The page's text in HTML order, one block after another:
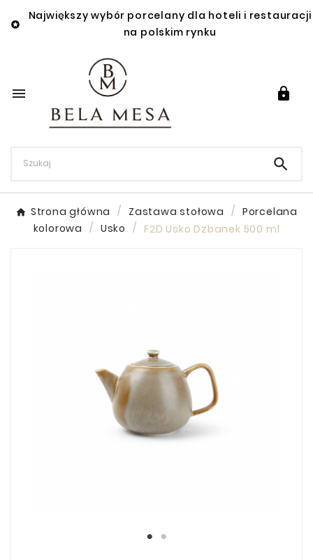

Największy wybór porcelany dla hoteli i restauracji
na polskim rynku
 

Strona główna Zastawa stołowa
Porcelana
kolorowa
Usko F2D Usko Dzbanek 500 ml